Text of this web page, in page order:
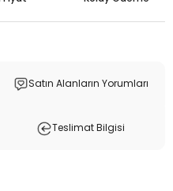
Satın Alanların Yorumları
Teslimat Bilgisi